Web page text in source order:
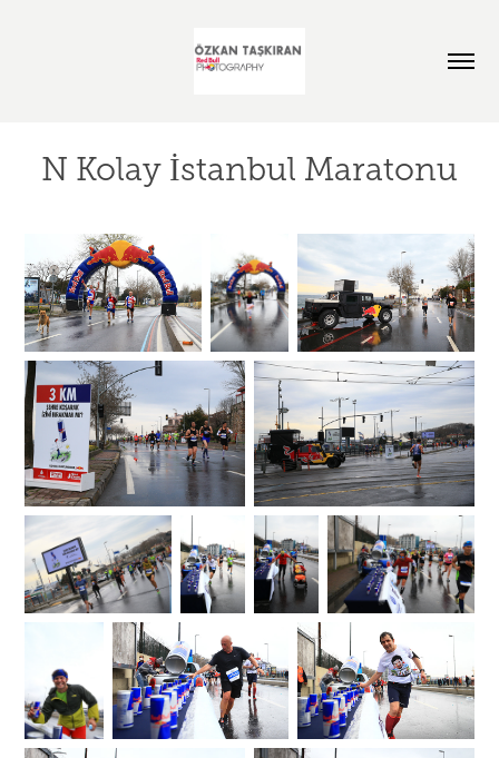
N Kolay İstanbul Maratonu